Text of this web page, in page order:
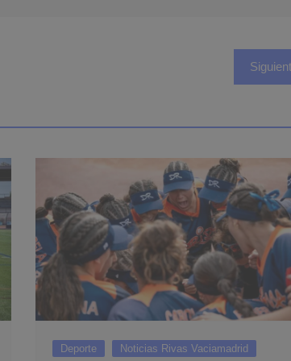
Deporte Noticias Rivas Vaciamadrid